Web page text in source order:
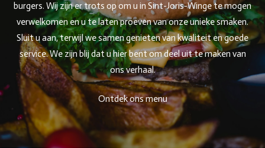
burgers. Wij zijn er trots op om u in Sint-Joris-Winge te mogen
verwelkomen en u te laten proeven van onze unieke smaken.
Sluit u aan, terwijl we samen genieten van kwaliteit en goede
service. We zijn blij dat u hier bent om deel uit te maken van
ons verhaal.
Ontdek ons menu